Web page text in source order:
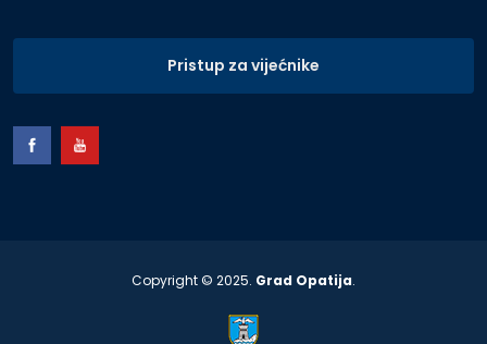
Pristup za vijećnike
Copyright © 2025. Grad Opatija.